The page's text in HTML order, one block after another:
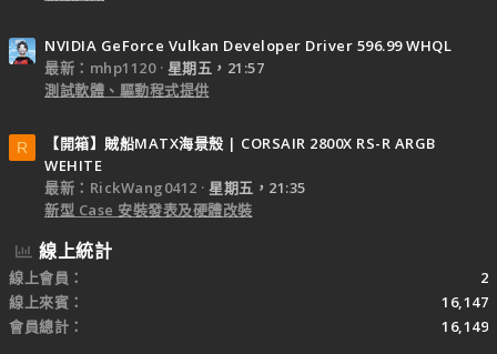
NVIDIA GeForce Vulkan Developer Driver 596.99 WHQL
最新：mhp1120
星期五，21:57
測試軟體、驅動程式提供
R
【開箱】賊船MATX海景殼 | CORSAIR 2800X RS-R ARGB
WEHITE
最新：RickWang0412
星期五，21:35
新型 Case 安裝發表及硬體改裝
線上統計
線上會員
2
線上來賓
16,147
會員總計
16,149